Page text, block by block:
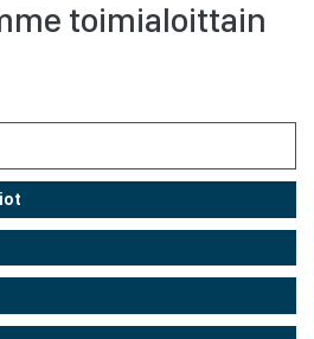
toimialoittain